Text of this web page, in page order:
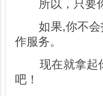
所以，只要你
如果,你不会拍
作服务。
现在就拿起你
吧！